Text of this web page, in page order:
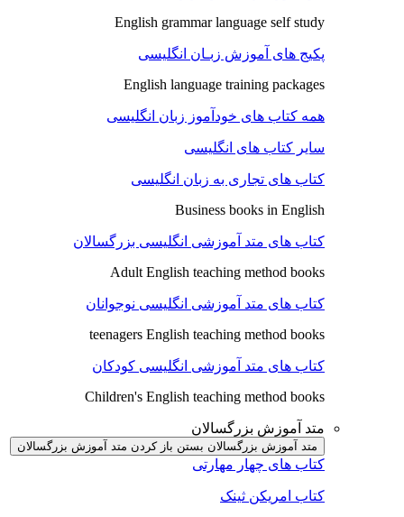
English grammar language self study
پکیج های آموزش زبـان انگلیسی
English language training packages
همه کتاب های خودآموز زبان انگلیسی
سایر کتاب های انگلیسی
کتاب های تجاری به زبان انگلیسی
Business books in English
کتاب های متد آموزشی انگلیسی بزرگسالان
Adult English teaching method books
کتاب های متد آموزشی انگلیسی نوجوانان
teenagers English teaching method books
کتاب های متد آموزشی انگلیسی کودکان
Children's English teaching method books
متد آموزش بزرگسالان
متد آموزش بزرگسالان بستن باز کردن متد آموزش بزرگسالان
کتاب های چهار مهارتی
کتاب امریکن ثینک